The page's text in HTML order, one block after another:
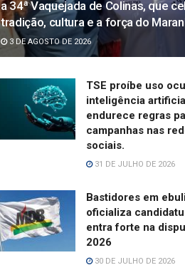
a 34ª Vaquejada de Colinas, que
tradição, cultura e a força do
3 DE AGOSTO DE 2026
TSE proíbe uso
inteligência
endurece regras
campanhas nas
sociais.
31 DE JULHO DE 2026
Bastidores em
oficializa
entra forte na
2026
30 DE JULHO DE 2026